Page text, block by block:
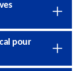
pour